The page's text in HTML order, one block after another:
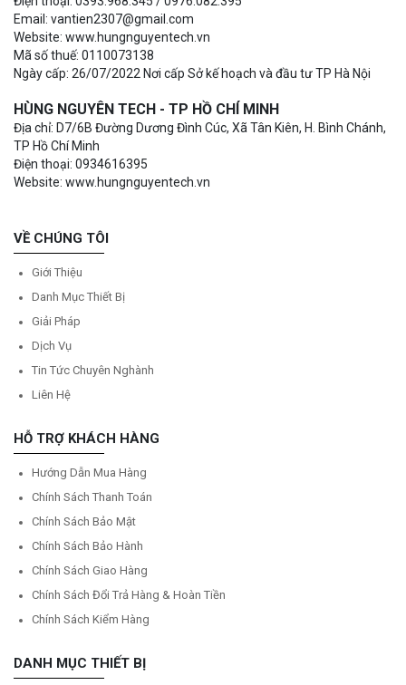
Email: vantien2307@gmail.com
Website: www.hungnguyentech.vn
Mã số thuế: 0110073138
Ngày cấp: 26/07/2022 Nơi cấp Sở kế hoạch và đầu tư TP Hà Nội
HÙNG NGUYÊN TECH - TP HỒ CHÍ MINH
Địa chỉ: D7/6B Đường Dương Đình Cúc, Xã Tân Kiên, H. Bình Chánh,
TP Hồ Chí Minh
Điện thoại: 0934616395
Website: www.hungnguyentech.vn
VỀ CHÚNG TÔI
Giới Thiệu
Danh Mục Thiết Bị
Giải Pháp
Dịch Vụ
Tin Tức Chuyên Nghành
Liên Hệ
HỖ TRỢ KHÁCH HÀNG
Hướng Dẫn Mua Hàng
Chính Sách Thanh Toán
Chính Sách Bảo Mật
Chính Sách Bảo Hành
Chính Sách Giao Hàng
Chính Sách Đổi Trả Hàng & Hoàn Tiền
Chính Sách Kiểm Hàng
DANH MỤC THIẾT BỊ